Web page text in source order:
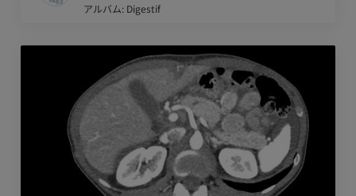
アルバム: Digestif